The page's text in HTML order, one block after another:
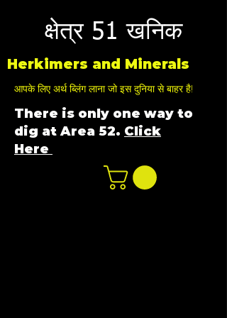
क्षेत्र 51 खनिक
Herkimers and Minerals
आपके लिए अर्थ ब्लिंग लाना जो इस दुनिया से बाहर है!
There is only one way to
dig at Area 52. Click
Here